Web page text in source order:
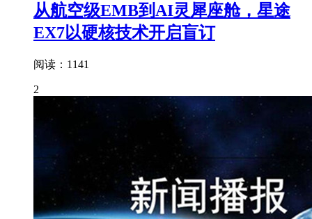
从航空级EMB到AI灵犀座舱，星途
EX7以硬核技术开启盲订
阅读：1141
2